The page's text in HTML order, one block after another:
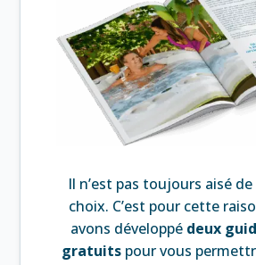
Il n’est pas toujours aisé
choix. C’est pour cette
avons développé deux
gratuits pour vous